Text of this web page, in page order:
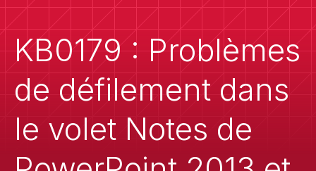
KB0179 : Problèmes
de défilement dans
le volet Notes de